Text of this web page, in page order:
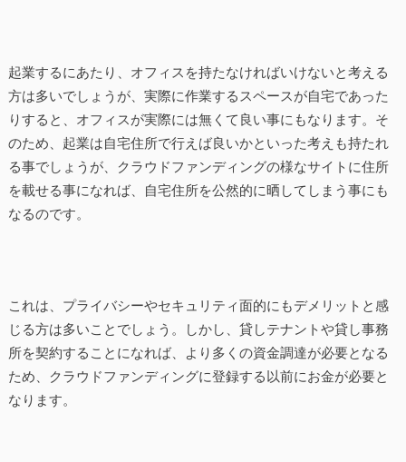
起業するにあたり、オフィスを持たなければいけないと考える
方は多いでしょうが、実際に作業するスペースが自宅であった
りすると、オフィスが実際には無くて良い事にもなります。そ
のため、起業は自宅住所で行えば良いかといった考えも持たれ
る事でしょうが、クラウドファンディングの様なサイトに住所
を載せる事になれば、自宅住所を公然的に晒してしまう事にも
なるのです。
これは、プライバシーやセキュリティ面的にもデメリットと感
じる方は多いことでしょう。しかし、貸しテナントや貸し事務
所を契約することになれば、より多くの資金調達が必要となる
ため、クラウドファンディングに登録する以前にお金が必要と
なります。